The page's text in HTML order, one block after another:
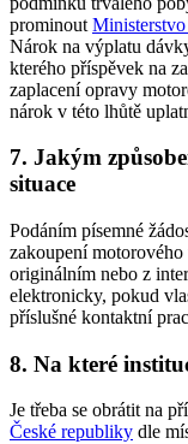
prominout
Nárok na výplatu
kterého příspěvek na
zaplacení opravy
nárok v této lhůtě
7. Jakým
situace
Podáním písemné
zakoupení
originálním nebo z
elektronicky, pokud
příslušné kontaktní
8. Na které
Je třeba se obrátit na
České republiky dle